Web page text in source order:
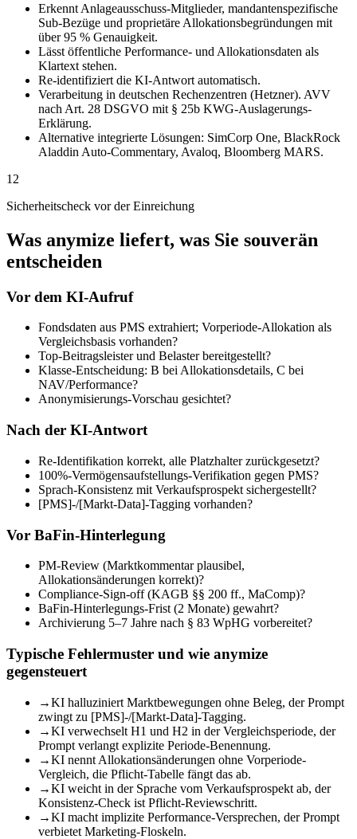
Erkennt Anlageausschuss-Mitglieder, mandantenspezifische
Sub-Bezüge und proprietäre Allokationsbegründungen mit
über 95 % Genauigkeit.
Lässt öffentliche Performance- und Allokationsdaten als
Klartext stehen.
Re-identifiziert die KI-Antwort automatisch.
Verarbeitung in deutschen Rechenzentren (Hetzner). AVV
nach Art. 28 DSGVO mit § 25b KWG-Auslagerungs-
Erklärung.
Alternative integrierte Lösungen: SimCorp One, BlackRock
Aladdin Auto-Commentary, Avaloq, Bloomberg MARS.
12
Sicherheitscheck vor der Einreichung
Was anymize liefert, was Sie souverän
entscheiden
Vor dem KI-Aufruf
Fondsdaten aus PMS extrahiert; Vorperiode-Allokation als
Vergleichsbasis vorhanden?
Top-Beitragsleister und Belaster bereitgestellt?
Klasse-Entscheidung: B bei Allokationsdetails, C bei
NAV/Performance?
Anonymisierungs-Vorschau gesichtet?
Nach der KI-Antwort
Re-Identifikation korrekt, alle Platzhalter zurückgesetzt?
100%-Vermögensaufstellungs-Verifikation gegen PMS?
Sprach-Konsistenz mit Verkaufsprospekt sichergestellt?
[PMS]-/[Markt-Data]-Tagging vorhanden?
Vor BaFin-Hinterlegung
PM-Review (Marktkommentar plausibel,
Allokationsänderungen korrekt)?
Compliance-Sign-off (KAGB §§ 200 ff., MaComp)?
BaFin-Hinterlegungs-Frist (2 Monate) gewahrt?
Archivierung 5–7 Jahre nach § 83 WpHG vorbereitet?
Typische Fehlermuster und wie anymize
gegensteuert
→KI halluziniert Marktbewegungen ohne Beleg, der Prompt
zwingt zu [PMS]-/[Markt-Data]-Tagging.
→KI verwechselt H1 und H2 in der Vergleichsperiode, der
Prompt verlangt explizite Periode-Benennung.
→KI nennt Allokationsänderungen ohne Vorperiode-
Vergleich, die Pflicht-Tabelle fängt das ab.
→KI weicht in der Sprache vom Verkaufsprospekt ab, der
Konsistenz-Check ist Pflicht-Reviewschritt.
→KI macht implizite Performance-Versprechen, der Prompt
verbietet Marketing-Floskeln.